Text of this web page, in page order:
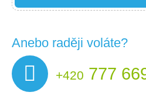
Anebo raději voláte?
+420 777